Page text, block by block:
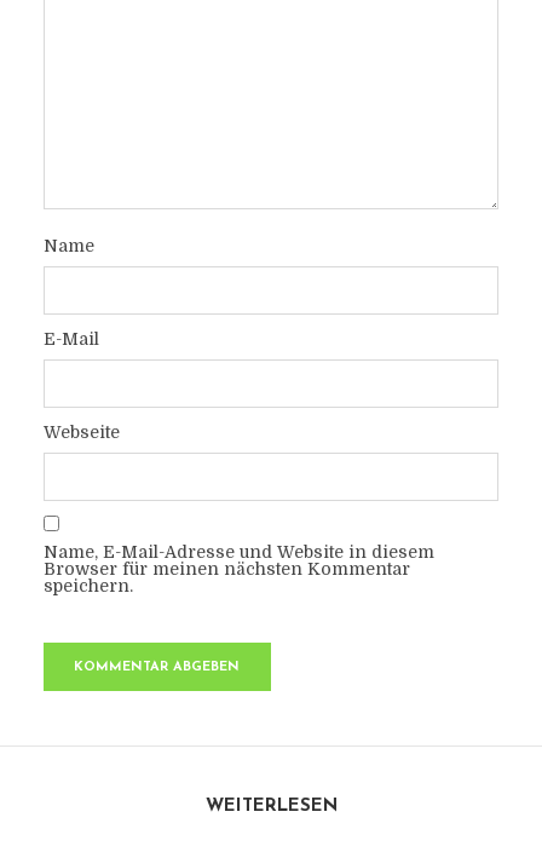
Name
E-Mail
Webseite
Name, E-Mail-Adresse und Website in diesem
Browser für meinen nächsten Kommentar
speichern.
WEITERLESEN